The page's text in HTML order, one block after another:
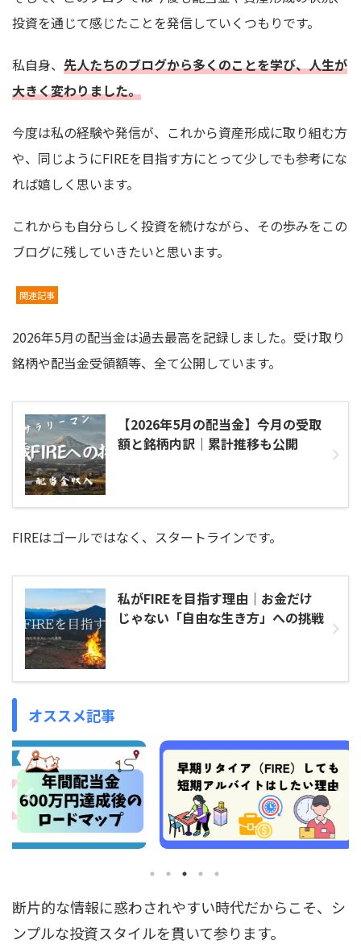
投資を通じて感じたことを発信していくつもりです。
私自身、 先人たちのブログから多くのことを学び、人生が
大きく変わりました。
今度は私の経験や発信が、これから資産形成に取り組む方
や、同じようにFIREを目指す方にとって少しでも参考にな
れば嬉しく思います。
これからも自分らしく投資を続けながら、その歩みをこの
ブログに残していきたいと思います。
関連記事
2026年5月の配当金は過去最高を記録しました。受け取り
銘柄や配当金受領額等、全て公開しています。
【2026年5月の配当金】今月の受取
額と銘柄内訳｜累計推移も公開
FIREはゴールではなく、スタートラインです。
私がFIREを目指す理由｜お金だけ
じゃない「自由な生き方」への挑戦
オススメ記事
断片的な情報に惑わされやすい時代だからこそ、シ
ンプルな投資スタイルを貫いて参ります。